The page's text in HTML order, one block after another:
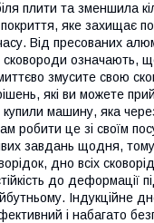
плити та зменшила
яке захищає
Від пресованих
сковороди означають,
змусите свою
які ви можете
машину, яка
робити це зі своїм
завдань щодня,
дно всіх
до деформації
Індукційне
і набагато